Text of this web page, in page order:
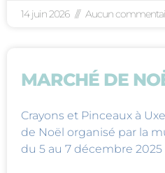
14 juin 2026 Aucun
MARCHÉ DE
Crayons et Pinceaux à
de Noël organisé par la
du 5 au 7 décembre 2025